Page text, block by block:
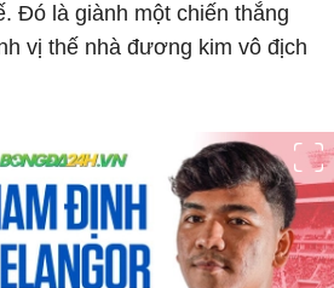
Đó là giành một chiến thắng
vị thế nhà đương kim vô địch